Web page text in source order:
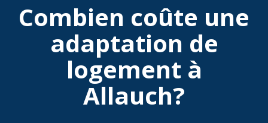
Combien coûte une
adaptation de
logement à
Allauch?